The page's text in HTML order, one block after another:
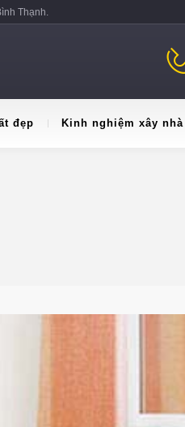
Thạnh.
đẹp Kinh nghiệm xây nhà